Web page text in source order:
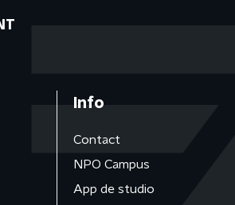
Info
Contact
NPO Campus
App de studio